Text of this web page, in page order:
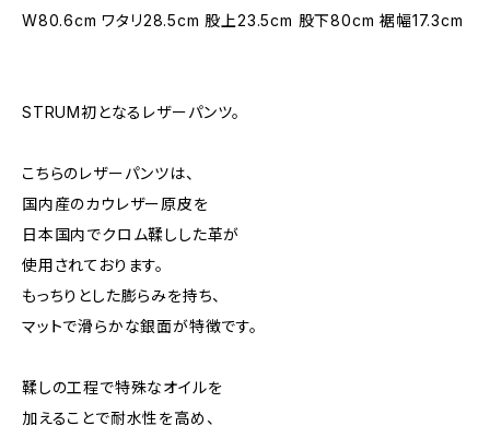
W80.6cm ワタリ28.5cm 股上23.5cm 股下80cm 裾幅17.3cm
STRUM初となるレザーパンツ。
こちらのレザーパンツは、
国内産のカウレザー原皮を
日本国内でクロム鞣しした革が
使用されております。
もっちりとした膨らみを持ち、
マットで滑らかな銀面が特徴です。
鞣しの工程で特殊なオイルを
加えることで耐水性を高め、